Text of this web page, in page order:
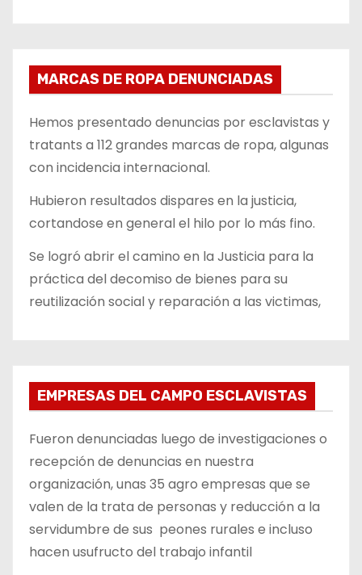
MARCAS DE ROPA DENUNCIADAS
Hemos presentado denuncias por esclavistas y
tratants a 112 grandes marcas de ropa, algunas
con incidencia internacional.
Hubieron resultados dispares en la justicia,
cortandose en general el hilo por lo más fino.
Se logró abrir el camino en la Justicia para la
práctica del decomiso de bienes para su
reutilización social y reparación a las victimas,
EMPRESAS DEL CAMPO ESCLAVISTAS
Fueron denunciadas luego de investigaciones o
recepción de denuncias en nuestra
organización, unas 35 agro empresas que se
valen de la trata de personas y reducción a la
servidumbre de sus peones rurales e incluso
hacen usufructo del trabajo infantil